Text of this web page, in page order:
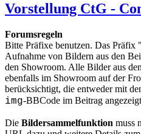
Vorstellung CtG -
Forumsregeln
Bitte Präfixe benutzen. Das
Aufnahme von Bildern aus den
den Showroom. Alle Bilder aus
ebenfalls im Showroom auf der
berücksichtigt, die entweder mit
img-BBCode im Beitrag
Die Bildersammelfunktion muss